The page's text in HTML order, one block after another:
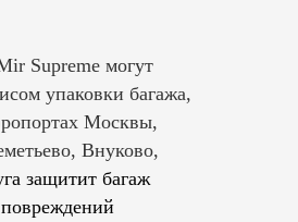
Supreme могут
упаковки багажа,
Москвы,
Внуково,
защитит багаж